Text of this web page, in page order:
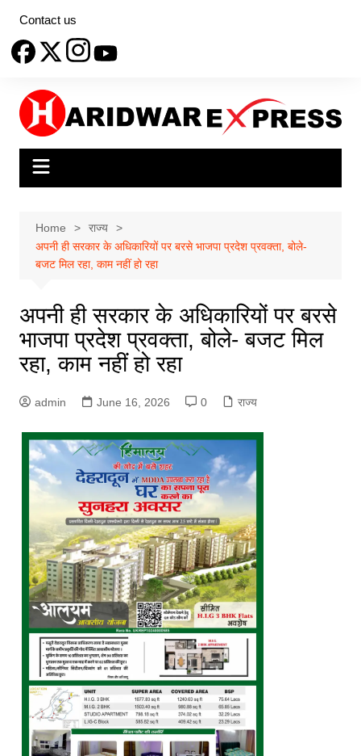
content
Contact us
Home
राज्य
अपनी ही सरकार के अधिकारियों पर बरसे भाजपा प्रदेश प्रवक्ता, बोले-
बजट मिल रहा, काम नहीं हो रहा
अपनी ही सरकार के अधिकारियों पर बरसे
भाजपा प्रदेश प्रवक्ता, बोले- बजट मिल
रहा, काम नहीं हो रहा
admin June 16, 2026 0 राज्य